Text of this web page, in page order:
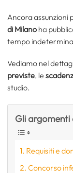
Ancora assunzioni
di Milano ha
tempo
Vediamo nel
previste, le
studio.
Gli
Requisiti e
Concorso